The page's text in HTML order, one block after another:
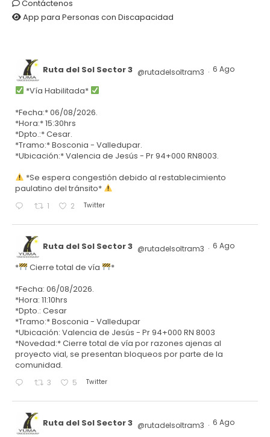
Contáctenos
App para Personas con Discapacidad
Ruta del Sol Sector 3 @rutadelsoltram3 · 6 Ago
*Vía Habilitada*
*Fecha:* 06/08/2026.
*Hora:* 15:30hrs
*Dpto.:* Cesar.
*Tramo:* Bosconia - Valledupar.
*Ubicación:* Valencia de Jesús - Pr 94+000 RN8003.
*Se espera congestión debido al restablecimiento
paulatino del tránsito*
1 2 Twitter
Ruta del Sol Sector 3 @rutadelsoltram3 · 6 Ago
* Cierre total de vía
*
*Fecha: 06/08/2026.
*Hora: 11:10hrs
*Dpto.: Cesar
*Tramo:* Bosconia - Valledupar
*Ubicación: Valencia de Jesús - Pr 94+000 RN 8003
*Novedad:* Cierre total de vía por razones ajenas al
proyecto vial, se presentan bloqueos por parte de la
comunidad.
3 5 Twitter
Ruta del Sol Sector 3 @rutadelsoltram3 · 6 Ago